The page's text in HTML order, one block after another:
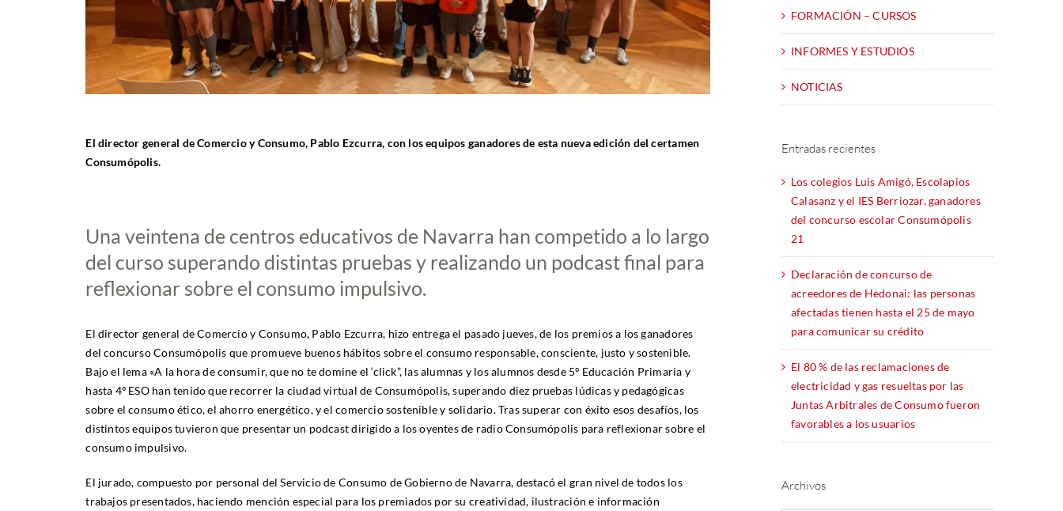
El director general de Comercio y Consumo, Pablo Ezcurra, con los equipos ganadores de esta nueva edición del certamen
Consumópolis.
Una veintena de centros educativos de Navarra han competido a lo largo
del curso superando distintas pruebas y realizando un podcast final para
reflexionar sobre el consumo impulsivo.
El director general de Comercio y Consumo, Pablo Ezcurra, hizo entrega el pasado jueves, de los premios a los ganadores
del concurso Consumópolis que promueve buenos hábitos sobre el consumo responsable, consciente, justo y sostenible.
Bajo el lema «A la hora de consumir, que no te domine el ‘click”, las alumnas y los alumnos desde 5º Educación Primaria y
hasta 4º ESO han tenido que recorrer la ciudad virtual de Consumópolis, superando diez pruebas lúdicas y pedagógicas
sobre el consumo ético, el ahorro energético, y el comercio sostenible y solidario. Tras superar con éxito esos desafíos, los
distintos equipos tuvieron que presentar un podcast dirigido a los oyentes de radio Consumópolis para reflexionar sobre el
consumo impulsivo.
El jurado, compuesto por personal del Servicio de Consumo de Gobierno de Navarra, destacó el gran nivel de todos los
trabajos presentados, haciendo mención especial para los premiados por su creatividad, ilustración e información
FORMACIÓN – CURSOS
INFORMES Y ESTUDIOS
NOTICIAS
Entradas recientes
Los colegios Luis Amigó, Escolapios
Calasanz y el IES Berriozar, ganadores
del concurso escolar Consumópolis
21
Declaración de concurso de
acreedores de Hedonai: las personas
afectadas tienen hasta el 25 de mayo
para comunicar su crédito
El 80 % de las reclamaciones de
electricidad y gas resueltas por las
Juntas Arbitrales de Consumo fueron
favorables a los usuarios
Archivos